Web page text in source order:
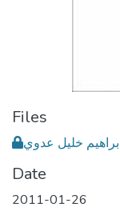
Files
Date
2011-01-26